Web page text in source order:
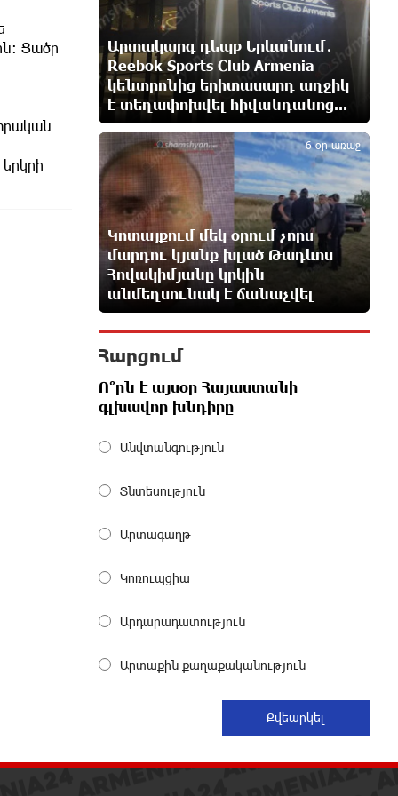
Ցածր
Ընտրություններն ավարտվեցին,
իշխանություններին էլ ոչինչ չի
հետաքրքրու՞մ. «Փաստ»
39 րոպե առաջ
Նոր պարտքեր են ներգրավում
ճեղքերը փակելու համար.
«Փաստ»
40 րոպե առաջ
Անհավասարակշռության և նոր
կախվածության վտանգները.
«Փաստ»
41 րոպե առաջ
Ես հավատում եմ, որ «Արարարտ-
Արմենիան» ունակ է անցնել
որակավորման վերջին փուլ.
Բերեզովսկի
Գերմանիայում ահաբեկչության
պայթուցիկով անօդաչու սարք
Իրազեկում․ գործարկվելու է
10 ժամ առաջ
37 թիվն է. վաղը զանգը հնչելու է
նույնիսկ կատակ անողների
10 ժամ առաջ
Արտակարգ դեպք Երևանում․
Reebok Sports Club Armenia
կենտրոնից երիտասարդ աղջիկ
է տեղափոխվել հիվանդանոց...
Կոտայքում մեկ օրում չորս
մարդու կյանք խլած Թադևոս
Հովակիմյանը կրկին
անմեղսունակ է ճանաչվել
6 օր առաջ
5
Հարցում
Ո՞րն է այսօր Հայաստանի
գլխավոր խնդիրը
Անվտանգություն
Տնտեսություն
Արտագաղթ
Կոռուպցիա
Արդարադատություն
Արտաքին քաղաքականություն